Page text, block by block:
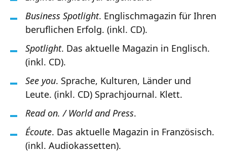
Business Spotlight. Englischmagazin für Ihren
beruflichen Erfolg. (inkl. CD).
Spotlight. Das aktuelle Magazin in Englisch.
(inkl. CD).
See you. Sprache, Kulturen, Länder und
Leute. (inkl. CD) Sprachjournal. Klett.
Read on. / World and Press.
Écoute. Das aktuelle Magazin in Französisch.
(inkl. Audiokassetten).